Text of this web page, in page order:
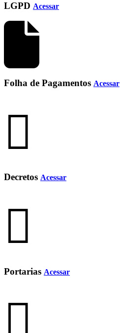
LGPD Acessar
Folha de Pagamentos Acessar
Decretos Acessar
Portarias Acessar